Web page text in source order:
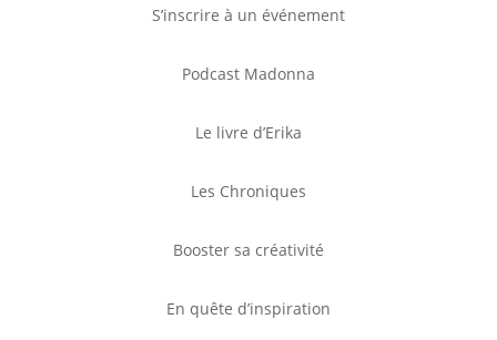
S’inscrire à un événement
Podcast Madonna
Le livre d’Erika
Les Chroniques
Booster sa créativité
En quête d’inspiration